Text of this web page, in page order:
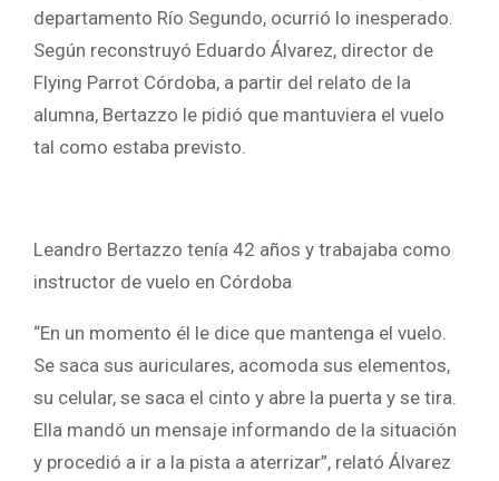
departamento Río Segundo, ocurrió lo inesperado.
Según reconstruyó Eduardo Álvarez, director de
Flying Parrot Córdoba, a partir del relato de la
alumna, Bertazzo le pidió que mantuviera el vuelo
tal como estaba previsto.
Leandro Bertazzo tenía 42 años y trabajaba como
instructor de vuelo en Córdoba
“En un momento él le dice que mantenga el vuelo.
Se saca sus auriculares, acomoda sus elementos,
su celular, se saca el cinto y abre la puerta y se tira.
Ella mandó un mensaje informando de la situación
y procedió a ir a la pista a aterrizar”, relató Álvarez